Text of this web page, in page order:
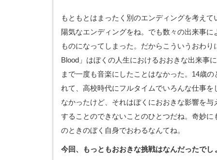
もともとはまったく別のエンディングを考え
陽気なエンディングをね。でも数々の出来事
ものになってしまった。だからこういうおわり
Blood」はぼくの人生におけるおおきな出来事
まで一度も音楽にしたことはなかった。14歳
れて、高校時代にフルタイムでいろんな仕事
なかったけど、それはぼくにおおきな影響を
することのできないことのひとつだね。奇妙に
のときのぼく自身でおわるなんてね。
今回、もっともおおきな挑戦はなんだったでし